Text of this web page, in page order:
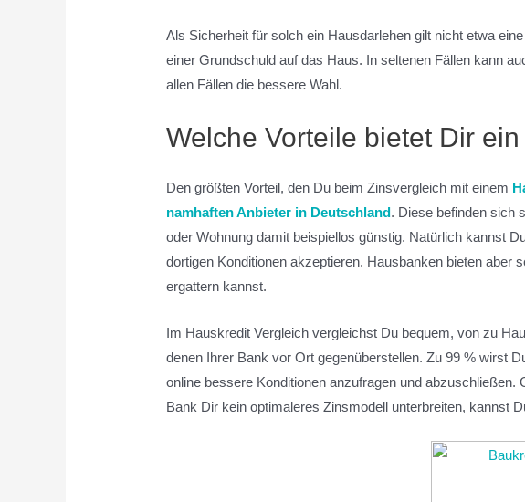
Als Sicherheit für solch ein Hausdarlehen gilt nicht etwa
einer Grundschuld auf das Haus. In seltenen Fällen kann
allen Fällen die bessere Wahl.
Welche Vorteile bietet Dir
Den größten Vorteil, den Du beim Zinsvergleich mit einem
namhaften Anbieter in Deutschland. Diese befinden sich
oder Wohnung damit beispiellos günstig. Natürlich kannst
dortigen Konditionen akzeptieren. Hausbanken bieten aber
ergattern kannst.
Im Hauskredit Vergleich vergleichst Du bequem, von zu
denen Ihrer Bank vor Ort gegenüberstellen. Zu 99 % wirst
online bessere Konditionen anzufragen und
Bank Dir kein optimaleres Zinsmodell unterbreiten, kannst